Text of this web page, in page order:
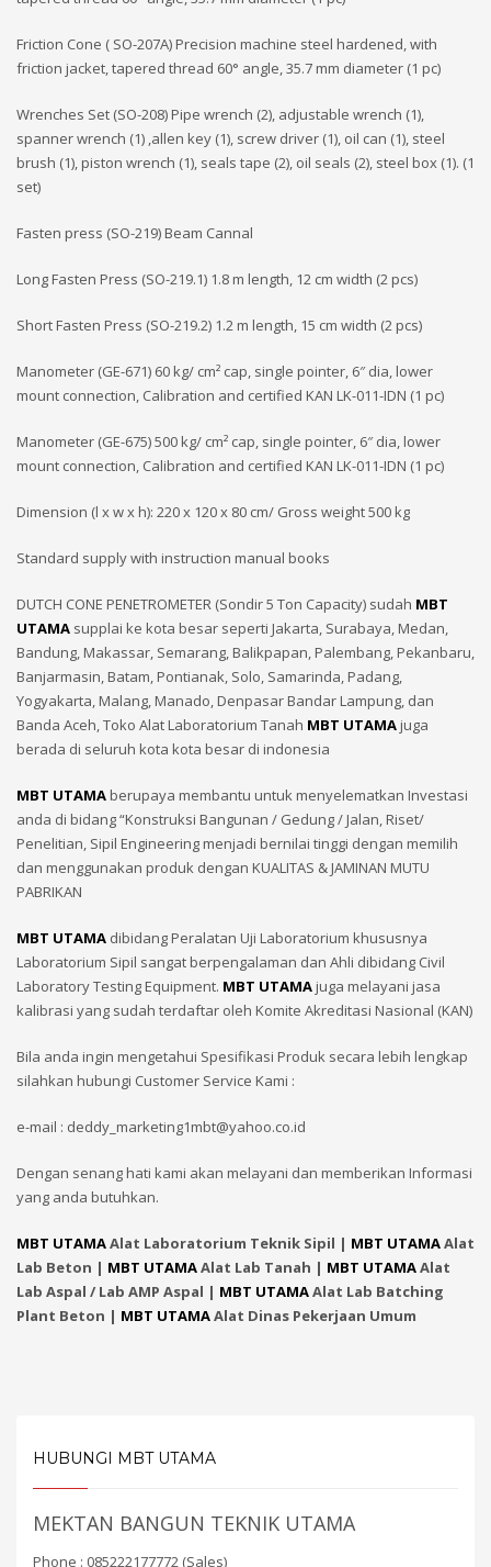
Friction Cone ( SO-207A) Precision machine steel hardened, with
friction jacket, tapered thread 60° angle, 35.7 mm diameter (1 pc)
Wrenches Set (SO-208) Pipe wrench (2), adjustable wrench (1),
spanner wrench (1) ,allen key (1), screw driver (1), oil can (1), steel
brush (1), piston wrench (1), seals tape (2), oil seals (2), steel box (1). (1
set)
Fasten press (SO-219) Beam Cannal
Long Fasten Press (SO-219.1) 1.8 m length, 12 cm width (2 pcs)
Short Fasten Press (SO-219.2) 1.2 m length, 15 cm width (2 pcs)
Manometer (GE-671) 60 kg/ cm² cap, single pointer, 6″ dia, lower
mount connection, Calibration and certified KAN LK-011-IDN (1 pc)
Manometer (GE-675) 500 kg/ cm² cap, single pointer, 6″ dia, lower
mount connection, Calibration and certified KAN LK-011-IDN (1 pc)
Dimension (l x w x h): 220 x 120 x 80 cm/ Gross weight 500 kg
Standard supply with instruction manual books
DUTCH CONE PENETROMETER (Sondir 5 Ton Capacity) sudah MBT
UTAMA supplai ke kota besar seperti Jakarta, Surabaya, Medan,
Bandung, Makassar, Semarang, Balikpapan, Palembang, Pekanbaru,
Banjarmasin, Batam, Pontianak, Solo, Samarinda, Padang,
Yogyakarta, Malang, Manado, Denpasar Bandar Lampung, dan
Banda Aceh, Toko Alat Laboratorium Tanah MBT UTAMAjuga
berada di seluruh kota kota besar di indonesia
MBT UTAMAberupaya membantu untuk menyelematkan Investasi
anda di bidang “Konstruksi Bangunan / Gedung / Jalan, Riset/
Penelitian, Sipil Engineering menjadi bernilai tinggi dengan memilih
dan menggunakan produk dengan KUALITAS & JAMINAN MUTU
PABRIKAN
MBT UTAMA dibidang Peralatan Uji Laboratorium khususnya
Laboratorium Sipil sangat berpengalaman dan Ahli dibidang Civil
Laboratory Testing Equipment. MBT UTAMAjuga melayani jasa
kalibrasi yang sudah terdaftar oleh Komite Akreditasi Nasional (KAN)
Bila anda ingin mengetahui Spesifikasi Produk secara lebih lengkap
silahkan hubungi Customer Service Kami :
e-mail : deddy_marketing1mbt@yahoo.co.id
Dengan senang hati kami akan melayani dan memberikan Informasi
yang anda butuhkan.
MBT UTAMAAlat Laboratorium Teknik Sipil | MBT UTAMAAlat
Lab Beton | MBT UTAMAAlat Lab Tanah | MBT UTAMAAlat
Lab Aspal / Lab AMP Aspal | MBT UTAMAAlat Lab Batching
Plant Beton | MBT UTAMAAlat Dinas Pekerjaan Umum
HUBUNGI MBT UTAMA
MEKTAN BANGUN TEKNIK UTAMA
Phone : 085222177772 (Sales)